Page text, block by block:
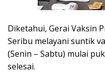
Diketahui, Gerai Vaksin
Seribu melayani suntik
(Senin – Sabtu) mulai
selesai.